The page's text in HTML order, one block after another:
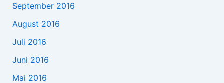
September 2016
August 2016
Juli 2016
Juni 2016
Mai 2016